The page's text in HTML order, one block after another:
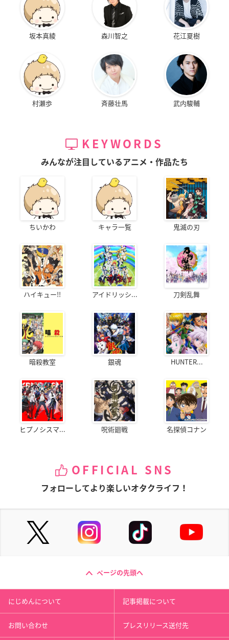
坂本真綾 森川智之 花江夏樹
村瀬歩 斉藤壮馬 武内駿輔
KEYWORDS
みんなが注目しているアニメ・作品たち
ちいかわ キャラ一覧 鬼滅の刃
ハイキュー!! アイドリッシ... 刀剣乱舞
暗殺教室 銀魂 HUNTER...
ヒプノシスマ... 呪術廻戦 名探偵コナン
OFFICIAL SNS
フォローしてより楽しいオタクライフ！
ページの先頭へ
にじめんについて 記事掲載について
お問い合わせ プレスリリース送付先